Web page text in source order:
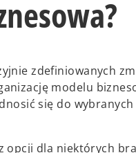
zdefiniowanych
modelu
się do
dla niektórych